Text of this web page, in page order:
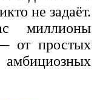
не задаёт.
миллионы
от простых
амбициозных